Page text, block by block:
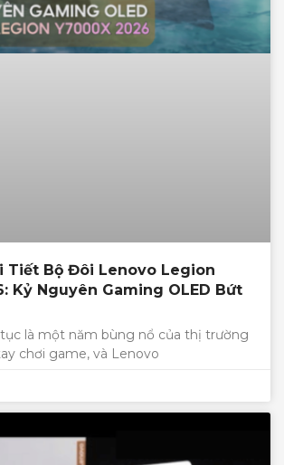
Tiết Bộ Đôi Lenovo Legion
Kỷ Nguyên Gaming OLED Bứt
là một năm bùng nổ của thị trường
chơi game, và Lenovo